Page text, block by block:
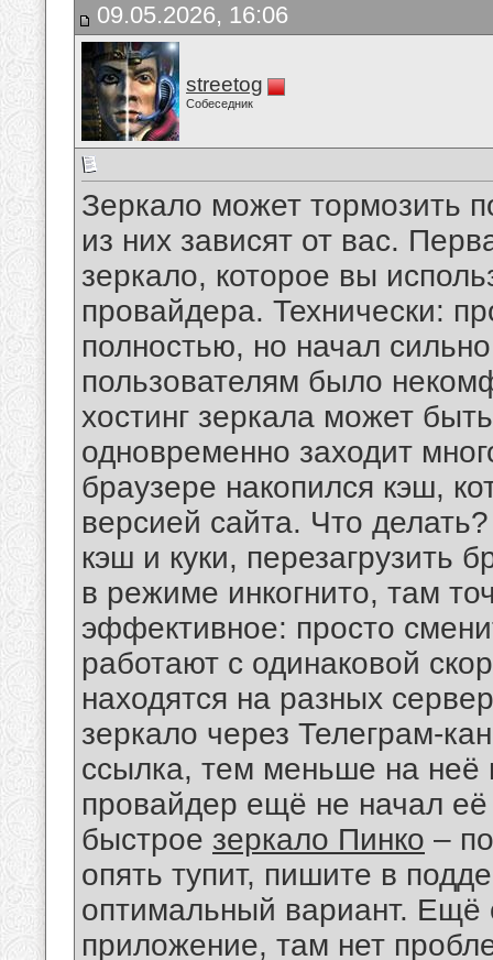
09.05.2026, 16:06
streetog
Собеседник
Зеркало может тормозить
из них зависят от вас.
зеркало, которое вы
провайдера. Технически:
полностью, но начал
пользователям было
хостинг зеркала может
одновременно заходит
браузере накопился кэш,
версией сайта. Что
кэш и куки, перезагрузить
в режиме инкогнито, там
эффективное: просто
работают с одинаковой
находятся на разных
зеркало через Телеграм-
ссылка, тем меньше на неё
провайдер ещё не начал
быстрое зеркало Пинко –
опять тупит, пишите в
оптимальный вариант. Ещё
приложение, там нет